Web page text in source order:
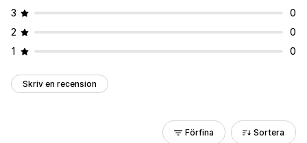
3
0
2
0
1
0
Skriv en recension
Förfina Sortera